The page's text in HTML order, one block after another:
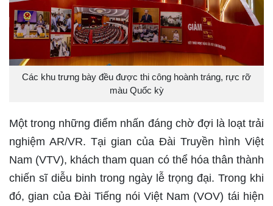
Các khu trưng bày đều được thi công hoành tráng, rực rỡ
màu Quốc kỳ
Một trong những điểm nhấn đáng chờ đợi là loạt trải
nghiệm AR/VR. Tại gian của Đài Truyền hình Việt
Nam (VTV), khách tham quan có thể hóa thân thành
chiến sĩ diễu binh trong ngày lễ trọng đại. Trong khi
đó, gian của Đài Tiếng nói Việt Nam (VOV) tái hiện